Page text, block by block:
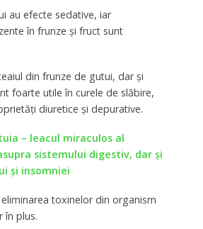
au efecte sedative, iar
în frunze și fruct sunt
din frunze de gutui, dar și
foarte utile în curele de slăbire,
diuretice și depurative.
– leacul miraculos al
sistemului digestiv, dar şi
şi insomniei
toxinelor din organism
în plus.